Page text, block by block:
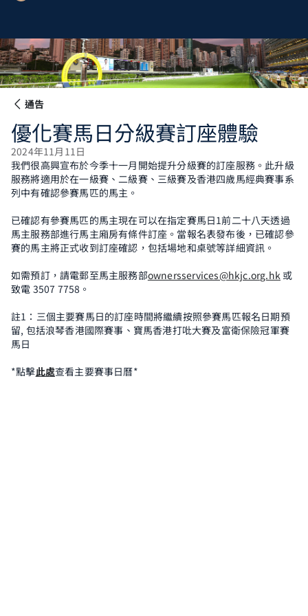
通告
優化賽馬日分級賽訂座體驗
2024年11月11日
我們很高興宣布於今季十一月開始提升分級賽的訂座服務。此升級
服務將適用於在一級賽、二級賽、三級賽及香港四歲馬經典賽事系
列中有確認參賽馬匹的馬主。
已確認有參賽馬匹的馬主現在可以在指定賽馬日1前二十八天透過
馬主服務部進行馬主廂房有條件訂座。當報名表發布後，已確認參
賽的馬主將正式收到訂座確認，包括場地和桌號等詳細資訊。
如需預訂，請電郵至馬主服務部ownersservices@hkjc.org.hk 或
致電 3507 7758。
註1：三個主要賽馬日的訂座時間將繼續按照參賽馬匹報名日期預
留, 包括浪琴香港國際賽事、寶馬香港打吡大賽及富衛保險冠軍賽
馬日
*點擊此處查看主要賽事日曆*